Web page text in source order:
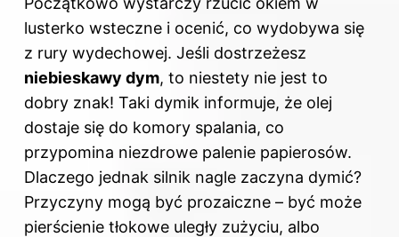
lusterko wsteczne i ocenić, co wydobywa się
z rury wydechowej. Jeśli dostrzeżesz
niebieskawy dym, to niestety nie jest to
dobry znak! Taki dymik informuje, że olej
dostaje się do komory spalania, co
przypomina niezdrowe palenie papierosów.
Dlaczego jednak silnik nagle zaczyna dymić?
Przyczyny mogą być prozaiczne – być może
pierścienie tłokowe uległy zużyciu, albo